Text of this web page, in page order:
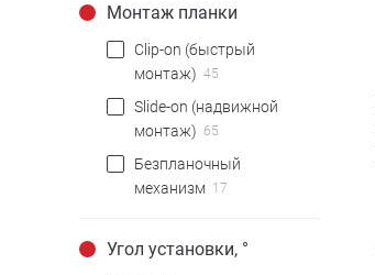
Монтаж планки
Clip-on (быстрый
монтаж) 45
Slide-on (надвижной
монтаж) 65
Безпланочный
механизм 17
Угол установки, °